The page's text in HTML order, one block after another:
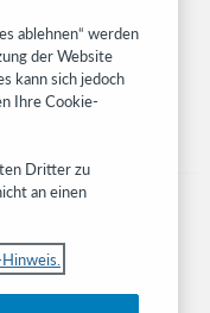
and much more—
ablehnen“ werden
der Website
kann sich jedoch
Ihre Cookie-
Dritter zu
an einen